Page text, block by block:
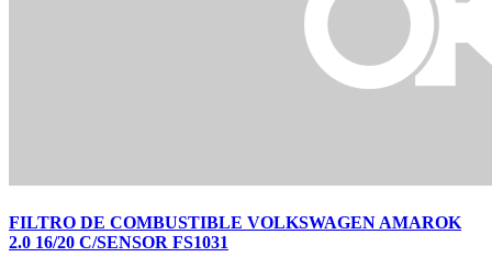
FILTRO DE COMBUSTIBLE VOLKSWAGEN AMAROK
2.0 16/20 C/SENSOR FS1031